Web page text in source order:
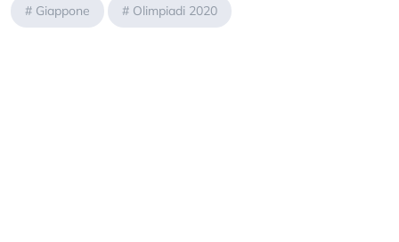
# Giappone # Olimpiadi 2020